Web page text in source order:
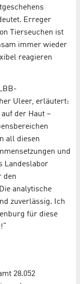
Erreger
Tierseuchen ist
immer wieder
reagieren
Uleer, erläutert:
der Haut –
all diesen
und
Landeslabor
den
analytische
zuverlässig. Ich
für diese
28.052